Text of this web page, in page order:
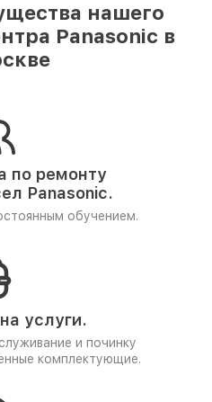
нашего
Panasonic в
по ремонту
Panasonic.
обучением.
услуги.
и починку
комплектующие.